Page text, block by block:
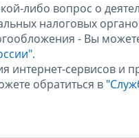
либо вопрос о
налоговых
- Вы
.
интернет-сервисов и
обратиться в